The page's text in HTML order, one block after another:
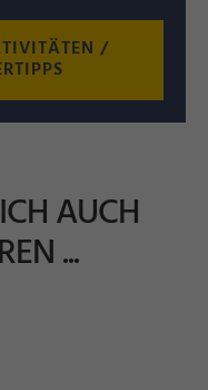
/
AUCH
...